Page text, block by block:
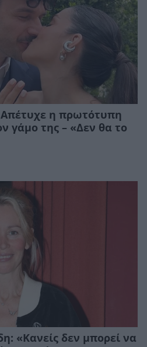
η πρωτότυπη
γάμο της – «Δεν θα το
«Κανείς δεν μπορεί να